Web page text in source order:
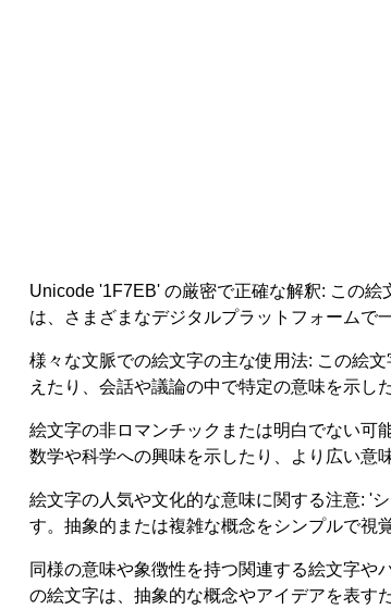
Unicode '1F7EB' の厳密で正確な解釈: この
は、さまざまなデジタルプラットフォームで
様々な文脈での絵文字の主な使用法: この絵
えたり、会話や議論の中で特定の意味を示し
絵文字の非ロマンチックまたは明白でない可
数学や科学への興味を示したり、より広い意
絵文字の人気や文化的な意味に関する注意: '
す。抽象的または複雑な概念をシンプルで視
同様の意味や象徴性を持つ関連する絵文字や
の絵文字は、抽象的な概念やアイデアを表す